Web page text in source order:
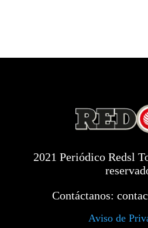
2021 Periódico Redsl
Contáctanos:
Aviso de